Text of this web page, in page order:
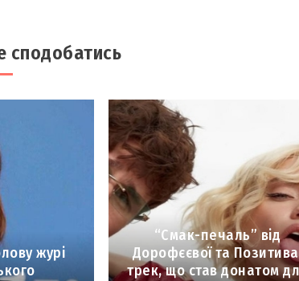
журі
“Смак-печаль” від
Дорофєєвої та
трек, що став донатом